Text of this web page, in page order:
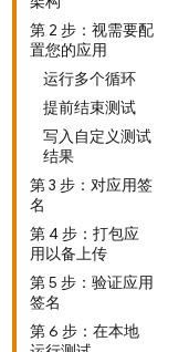
第 2 步：视需要配
置您的应用
运行多个循环
提前结束测试
写入自定义测试
结果
第 3 步：对应用签
名
第 4 步：打包应
用以备上传
第 5 步：验证应用
签名
第 6 步：在本地